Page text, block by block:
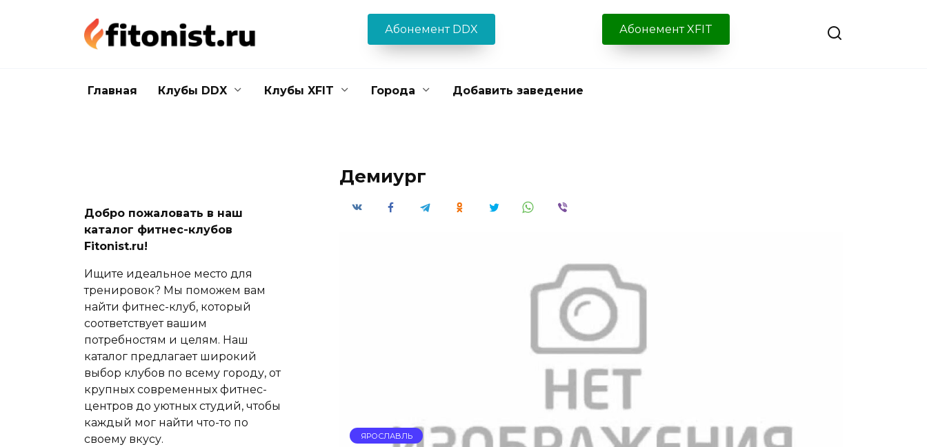
Абонемент DDX Абонемент XFIT
Главная Клубы DDX Клубы XFIT Города Добавить заведение
Демиург
ЯРОСЛАВЛЬ
Добро пожаловать в наш
каталог фитнес-клубов
Fitonist.ru!
Ищите идеальное место для
тренировок? Мы поможем вам
найти фитнес-клуб, который
соответствует вашим
потребностям и целям. Наш
каталог предлагает широкий
выбор клубов по всему городу, от
крупных современных фитнес-
центров до уютных студий, чтобы
каждый мог найти что-то по
своему вкусу.